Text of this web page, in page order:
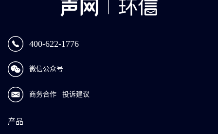
400-622-1776
微信公众号
商务合作 投诉建议
产品